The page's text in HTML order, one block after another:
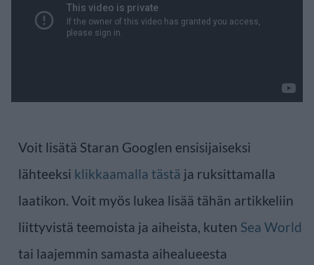
Voit lisätä Staran Googlen ensisijaiseksi
lähteeksi klikkaamalla tästä ja ruksittamalla
laatikon. Voit myös lukea lisää tähän artikkeliin
liittyvistä teemoista ja aiheista, kuten Sea World
tai laajemmin samasta aihealueesta